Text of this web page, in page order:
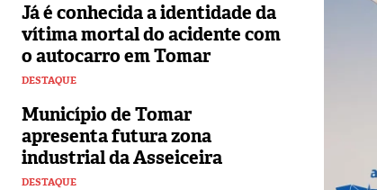
Já é conhecida a identidade da
vítima mortal do acidente com
o autocarro em Tomar
DESTAQUE
Município de Tomar
apresenta futura zona
industrial da Asseiceira
DESTAQUE